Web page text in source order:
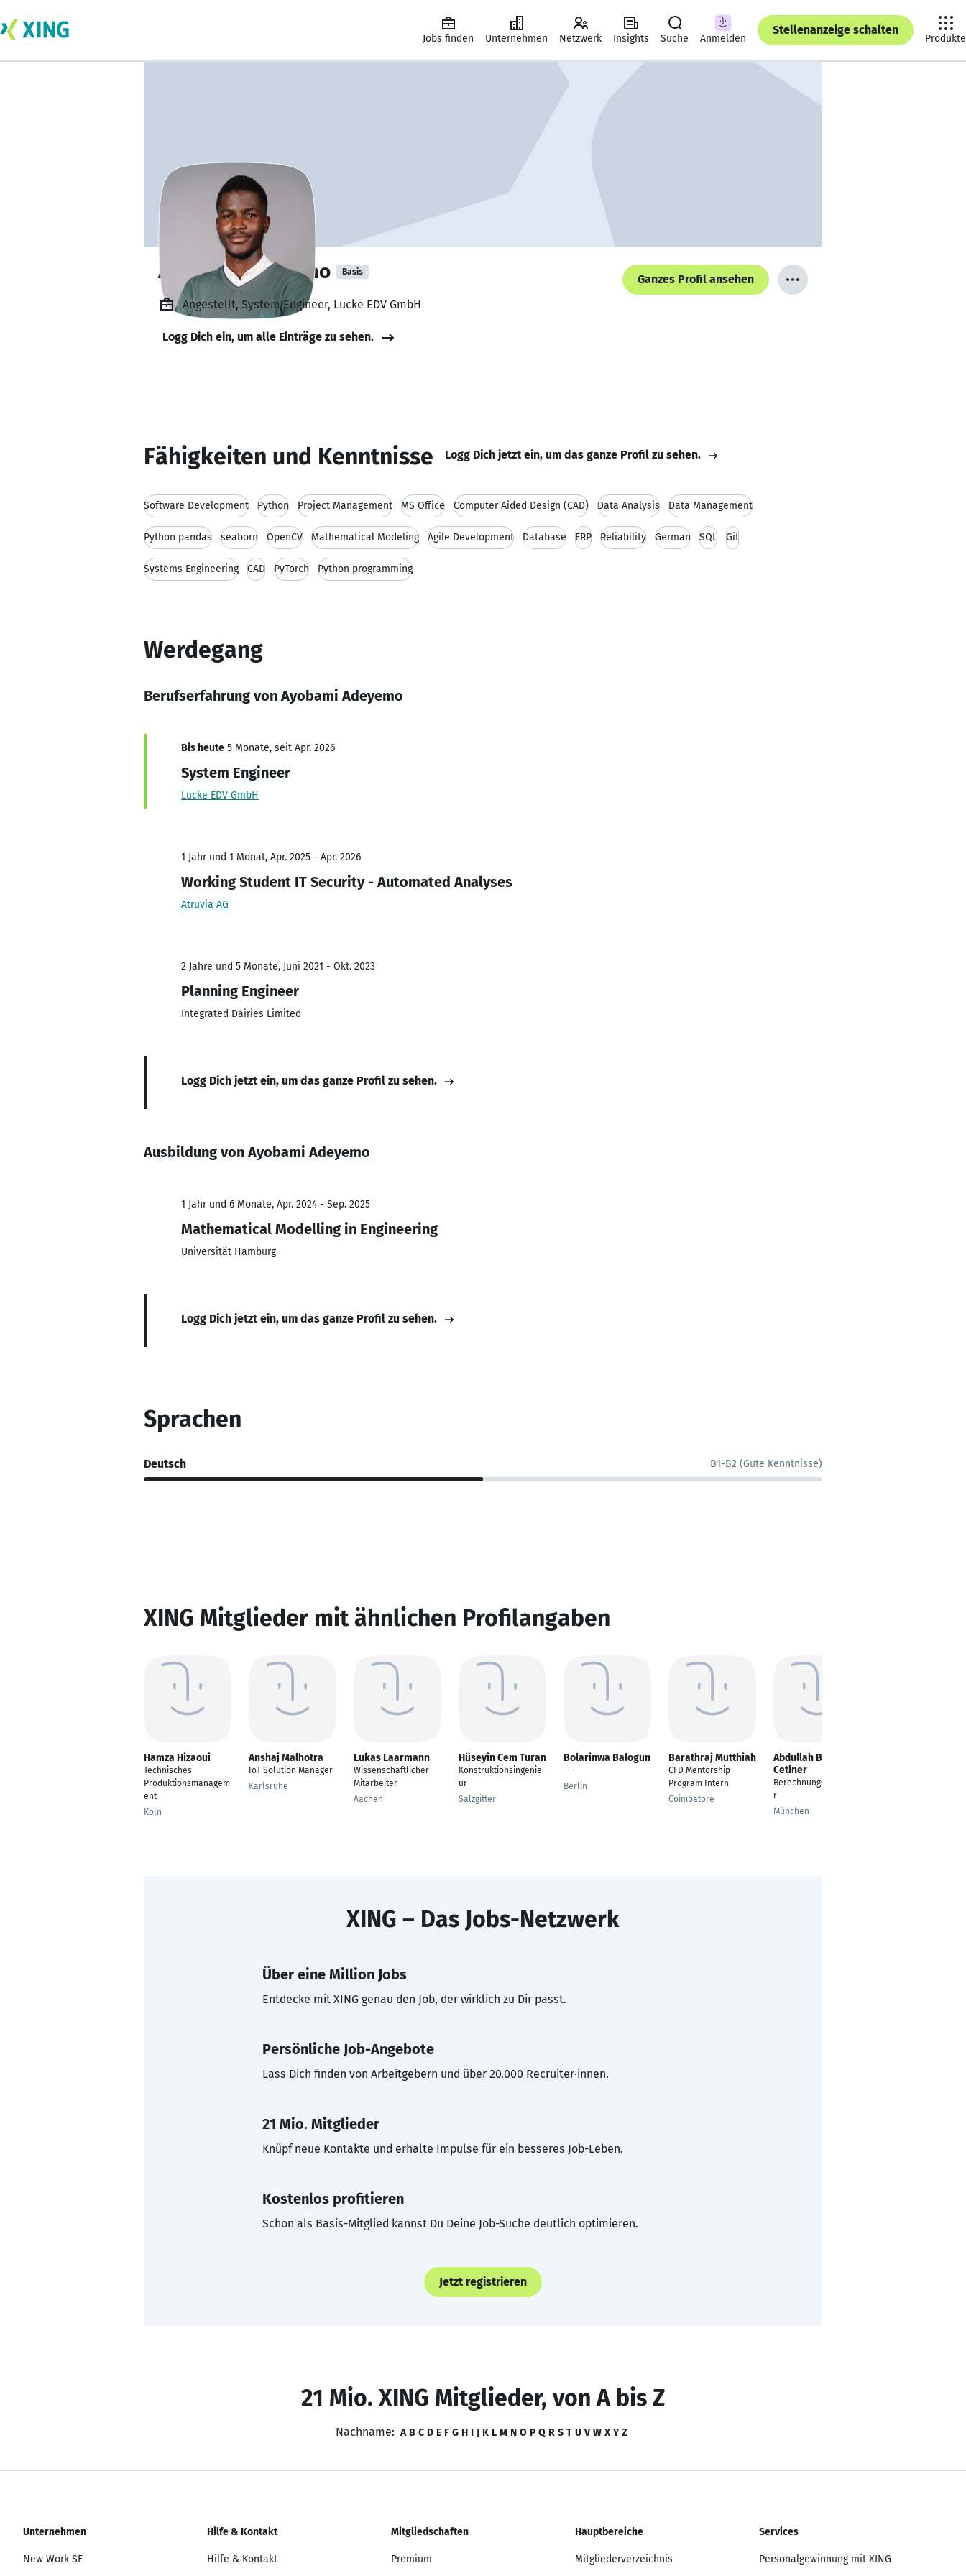
Jobs finden Unternehmen Netzwerk Insights Suche Anmelden
Stellenanzeige schalten
Produkte
Ayobami Adeyemo Basis
Ganzes Profil ansehen
Angestellt, System Engineer, Lucke EDV GmbH
Logg Dich ein, um alle Einträge zu sehen.
Fähigkeiten und Kenntnisse Logg Dich jetzt ein, um das ganze Profil zu sehen.
Software Development Python Project Management MS Office Computer Aided Design (CAD) Data Analysis Data Management
Python pandas seaborn OpenCV Mathematical Modeling Agile Development Database ERP Reliability German SQL Git
Systems Engineering CAD PyTorch Python programming
Werdegang
Berufserfahrung von Ayobami Adeyemo
Bis heute 5 Monate, seit Apr. 2026
System Engineer
Lucke EDV GmbH
1 Jahr und 1 Monat, Apr. 2025 - Apr. 2026
Working Student IT Security - Automated Analyses
Atruvia AG
2 Jahre und 5 Monate, Juni 2021 - Okt. 2023
Planning Engineer
Integrated Dairies Limited
Logg Dich jetzt ein, um das ganze Profil zu sehen.
Ausbildung von Ayobami Adeyemo
1 Jahr und 6 Monate, Apr. 2024 - Sep. 2025
Mathematical Modelling in Engineering
Universität Hamburg
Logg Dich jetzt ein, um das ganze Profil zu sehen.
Sprachen
Deutsch B1-B2 (Gute Kenntnisse)
XING Mitglieder mit ähnlichen Profilangaben
Hamza Hizaoui
Technisches
Produktionsmanagem
ent
Köln
Anshaj Malhotra
IoT Solution Manager
Karlsruhe
Lukas Laarmann
Wissenschaftlicher
Mitarbeiter
Aachen
Hüseyin Cem Turan
Konstruktionsingenie
ur
Salzgitter
Bolarinwa Balogun
---
Berlin
Barathraj Mutthiah
CFD Mentorship
Program Intern
Coimbatore
Abdullah Baha
Cetiner
Berechnungsingenieu
r
München
XING – Das Jobs-Netzwerk
Über eine Million Jobs
Entdecke mit XING genau den Job, der wirklich zu Dir passt.
Persönliche Job-Angebote
Lass Dich finden von Arbeitgebern und über 20.000 Recruiter·innen.
21 Mio. Mitglieder
Knüpf neue Kontakte und erhalte Impulse für ein besseres Job-Leben.
Kostenlos profitieren
Schon als Basis-Mitglied kannst Du Deine Job-Suche deutlich optimieren.
Jetzt registrieren
21 Mio. XING Mitglieder, von A bis Z
Nachname: A B C D E F G H I J K L M N O P Q R S T U V W X Y Z
Unternehmen
New Work SE
Hilfe & Kontakt
Hilfe & Kontakt
Mitgliedschaften
Premium
Hauptbereiche
Mitgliederverzeichnis
Services
Personalgewinnung mit XING